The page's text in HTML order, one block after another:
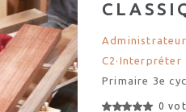
Administrateur
C2·Interpréter
Primaire 3e
0